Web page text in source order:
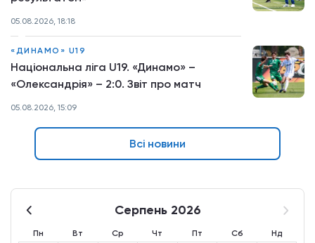
05.08.2026, 18:18
«ДИНАМО» U19
Національна ліга U19. «Динамо» –
«Олександрія» – 2:0. Звіт про матч
05.08.2026, 15:09
Всі новини
Серпень 2026
Пн Вт Ср Чт Пт Сб Нд